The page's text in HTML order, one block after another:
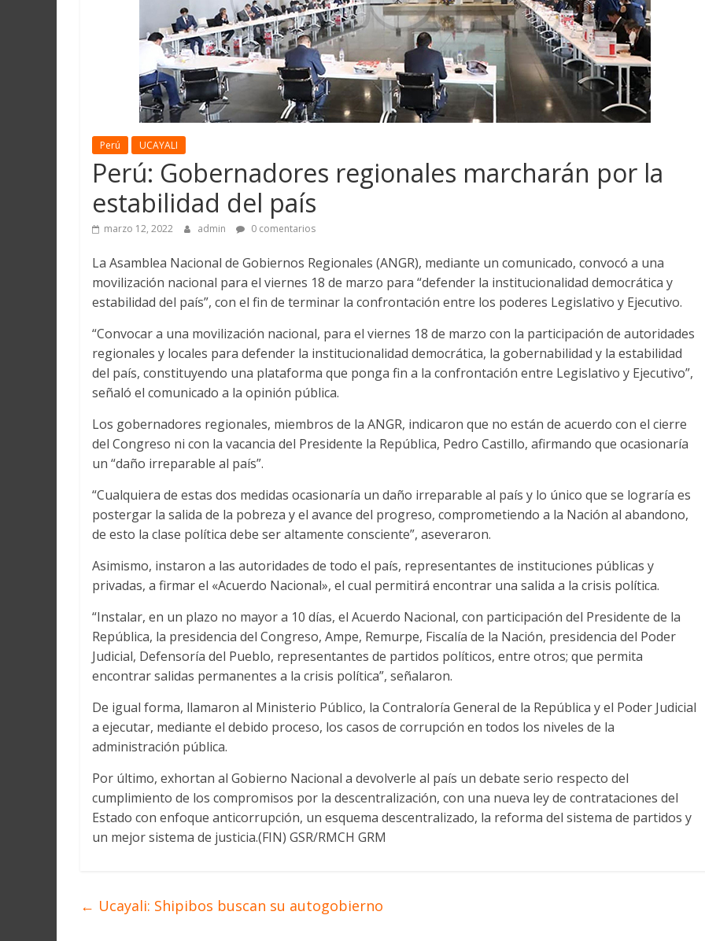
Perú UCAYALI
Perú: Gobernadores regionales marcharán por la
estabilidad del país
marzo 12, 2022 admin 0 comentarios
La Asamblea Nacional de Gobiernos Regionales (ANGR), mediante un comunicado, convocó a una
movilización nacional para el viernes 18 de marzo para “defender la institucionalidad democrática y
estabilidad del país”, con el fin de terminar la confrontación entre los poderes Legislativo y Ejecutivo.
“Convocar a una movilización nacional, para el viernes 18 de marzo con la participación de autoridades
regionales y locales para defender la institucionalidad democrática, la gobernabilidad y la estabilidad
del país, constituyendo una plataforma que ponga fin a la confrontación entre Legislativo y Ejecutivo”,
señaló el comunicado a la opinión pública.
Los gobernadores regionales, miembros de la ANGR, indicaron que no están de acuerdo con el cierre
del Congreso ni con la vacancia del Presidente la República, Pedro Castillo, afirmando que ocasionaría
un “daño irreparable al país”.
“Cualquiera de estas dos medidas ocasionaría un daño irreparable al país y lo único que se lograría es
postergar la salida de la pobreza y el avance del progreso, comprometiendo a la Nación al abandono,
de esto la clase política debe ser altamente consciente”, aseveraron.
Asimismo, instaron a las autoridades de todo el país, representantes de instituciones públicas y
privadas, a firmar el «Acuerdo Nacional», el cual permitirá encontrar una salida a la crisis política.
“Instalar, en un plazo no mayor a 10 días, el Acuerdo Nacional, con participación del Presidente de la
República, la presidencia del Congreso, Ampe, Remurpe, Fiscalía de la Nación, presidencia del Poder
Judicial, Defensoría del Pueblo, representantes de partidos políticos, entre otros; que permita
encontrar salidas permanentes a la crisis política”, señalaron.
De igual forma, llamaron al Ministerio Público, la Contraloría General de la República y el Poder Judicial
a ejecutar, mediante el debido proceso, los casos de corrupción en todos los niveles de la
administración pública.
Por último, exhortan al Gobierno Nacional a devolverle al país un debate serio respecto del
cumplimiento de los compromisos por la descentralización, con una nueva ley de contrataciones del
Estado con enfoque anticorrupción, un esquema descentralizado, la reforma del sistema de partidos y
un mejor sistema de justicia.(FIN) GSR/RMCH GRM
← Ucayali: Shipibos buscan su autogobierno